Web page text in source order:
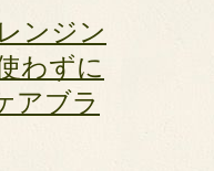
ンジン
わずに
アブラ